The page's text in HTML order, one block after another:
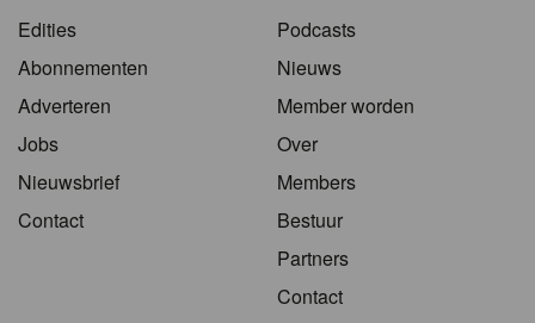
Edities
Abonnementen
Adverteren
Jobs
Nieuwsbrief
Contact
Podcasts
Nieuws
Member worden
Over
Members
Bestuur
Partners
Contact